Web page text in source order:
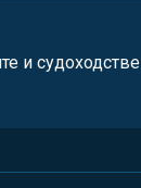
и судоходстве